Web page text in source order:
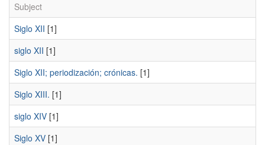
Subject
Siglo XII [1]
siglo XII [1]
Siglo XII; periodización; crónicas. [1]
Siglo XIII. [1]
siglo XIV [1]
Siglo XV [1]